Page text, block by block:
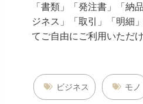
「書類」「発注書」「納
ジネス」「取引」「明細
てご自由にご利用いただけ
ビジネス モノ